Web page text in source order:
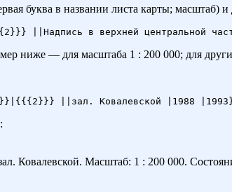
буква в названии листа карты; масштаб) и
ниже — для масштаба 1 : 200 000; для
Масштаб: 1 : 200 000.